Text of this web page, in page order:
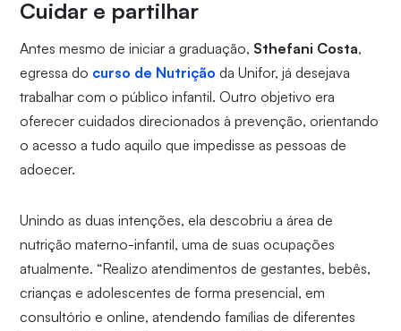
Cuidar e partilhar
Antes mesmo de iniciar a graduação, Sthefani Costa,
egressa do curso de Nutrição da Unifor, já desejava
trabalhar com o público infantil. Outro objetivo era
oferecer cuidados direcionados à prevenção, orientando
o acesso a tudo aquilo que impedisse as pessoas de
adoecer.
Unindo as duas intenções, ela descobriu a área de
nutrição materno-infantil, uma de suas ocupações
atualmente. “Realizo atendimentos de gestantes, bebês,
crianças e adolescentes de forma presencial, em
consultório e online, atendendo famílias de diferentes